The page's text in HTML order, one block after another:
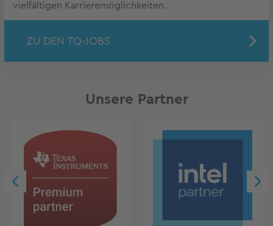
vielfältigen Karrieremöglichkeiten.
ZU DEN TQ-JOBS
Unsere Partner